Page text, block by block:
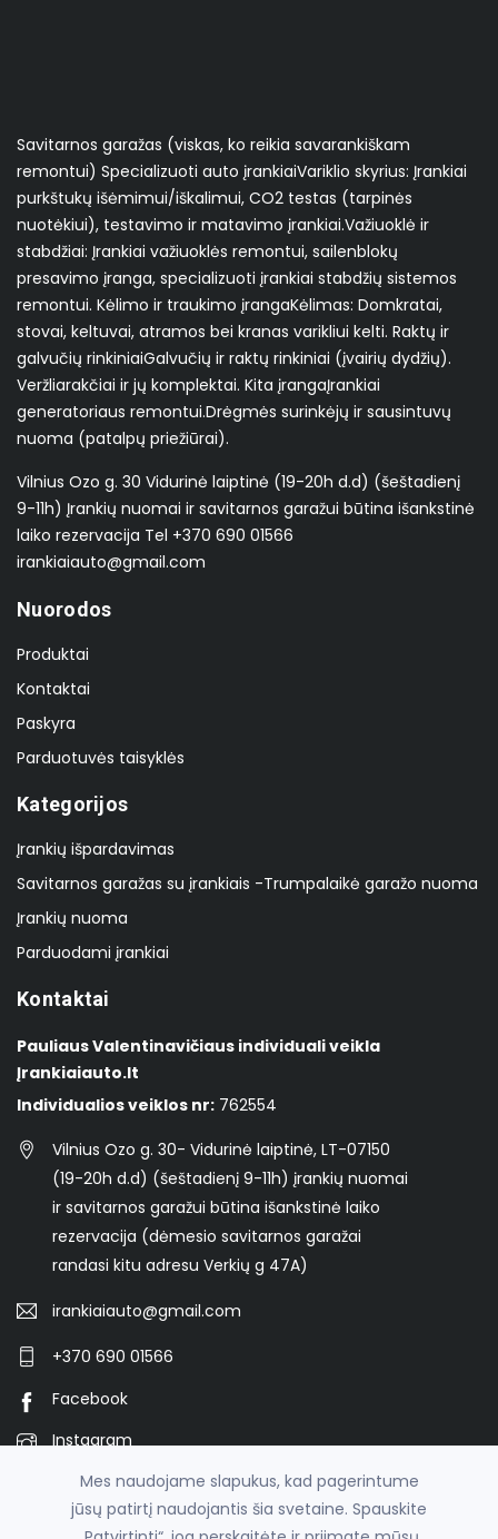
Savitarnos garažas (viskas, ko reikia savarankiškam
remontui) Specializuoti auto įrankiai ​Variklio skyrius: Įrankiai
purkštukų išėmimui/iškalimui, CO2 testas (tarpinės
nuotėkiui), testavimo ir matavimo įrankiai. ​Važiuoklė ir
stabdžiai: Įrankiai važiuoklės remontui, sailenblokų
presavimo įranga, specializuoti įrankiai stabdžių sistemos
remontui. Kėlimo ir traukimo įranga ​Kėlimas: Domkratai,
stovai, keltuvai, atramos bei kranas varikliui kelti. Raktų ir
galvučių rinkiniai ​Galvučių ir raktų rinkiniai (įvairių dydžių). ​
Veržliarakčiai ir jų komplektai. Kita įranga ​Įrankiai
generatoriaus remontui. ​Drėgmės surinkėjų ir sausintuvų
nuoma (patalpų priežiūrai).
Vilnius Ozo g. 30 Vidurinė laiptinė (19-20h d.d) (šeštadienį
9-11h) Įrankių nuomai ir savitarnos garažui būtina išankstinė
laiko rezervacija Tel +370 690 01566
irankiaiauto@gmail.com
Nuorodos
Produktai
Kontaktai
Paskyra
Parduotuvės taisyklės
Kategorijos
Įrankių išpardavimas
Savitarnos garažas su įrankiais -Trumpalaikė garažo nuoma
Įrankių nuoma
Parduodami įrankiai
Kontaktai
Pauliaus Valentinavičiaus individuali veikla
Įrankiaiauto.lt
Individualios veiklos nr: 762554
Vilnius Ozo g. 30- Vidurinė laiptinė, LT-07150
(19-20h d.d) (šeštadienį 9-11h) įrankių nuomai
ir savitarnos garažui būtina išankstinė laiko
rezervacija (dėmesio savitarnos garažai
randasi kitu adresu Verkių g 47A)
irankiaiauto@gmail.com
+370 690 01566
Facebook
Instagram
© 2026
ĮRANKIAIAUTO.LT Įrankių nuoma, garažo nuoma -
Mes naudojame slapukus, kad pagerintume
jūsų patirtį naudojantis šia svetaine. Spauskite